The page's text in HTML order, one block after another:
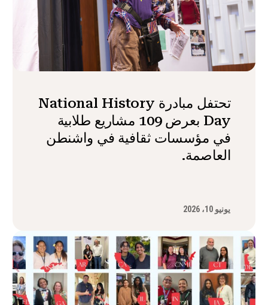
تحتفل مبادرة National History
Day بعرض 109 مشاريع طلابية
في مؤسسات ثقافية في واشنطن
العاصمة.
يونيو 10، 2026